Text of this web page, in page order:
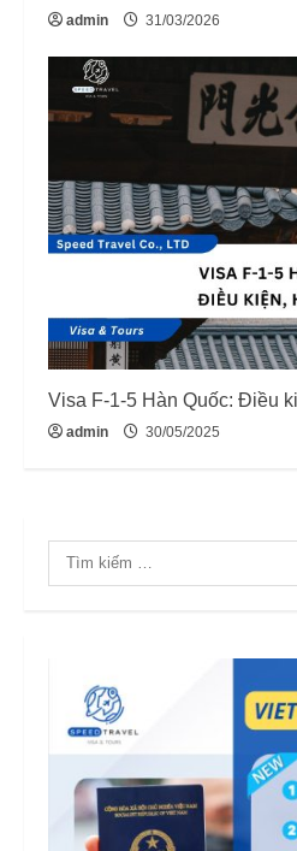
admin 31/03/2026
Visa F-1-5 Hàn Quốc: Điều
admin 30/05/2025
Tìm
kiếm